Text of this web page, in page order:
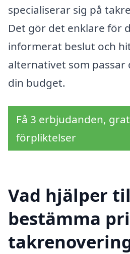
specialiserar sig på
Det gör det enklare för
informerat beslut och
alternativet som passar
din budget.
Få 3 erbjudanden,
förpliktelser
Vad hjälper
bestämma